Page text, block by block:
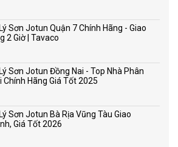
Sơn Jotun Quận 7 Chính Hãng - Giao
2 Giờ | Tavaco
Sơn Jotun Đồng Nai - Top Nhà Phân
Chính Hãng Giá Tốt 2025
Sơn Jotun Bà Rịa Vũng Tàu Giao
Giá Tốt 2026